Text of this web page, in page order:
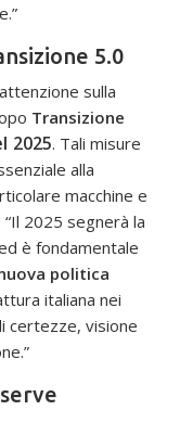
5.0
sulla
Transizione
2025. Tali misure
alla
macchine e
2025 segnerà la
è fondamentale
politica
italiana nei
certezze, visione